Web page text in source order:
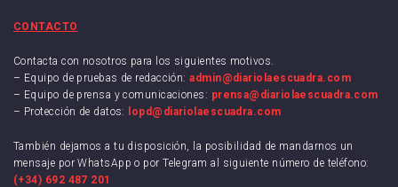
CONTACTO
Contacta con nosotros para los siguientes motivos.
– Equipo de pruebas de redacción:admin@diariolaescuadra.com
– Equipo de prensa y comunicaciones: prensa@diariolaescuadra.com
– Protección de datos:
lopd@diariolaescuadra.com
También dejamos a tu disposición, la posibilidad de mandarnos un
mensaje por WhatsApp o por Telegram al siguiente número de teléfono:
(+34) 692 487 201